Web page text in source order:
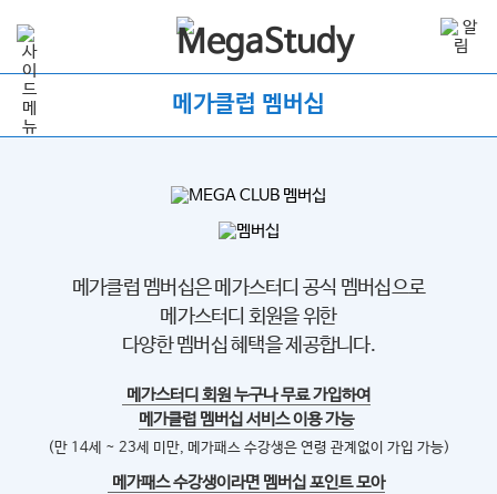
메가클럽 멤버십
메가클럽 멤버십은 메가스터디 공식 멤버십으로
메가스터디 회원을 위한
다양한 멤버십 혜택을 제공합니다.
메가스터디 회원 누구나 무료 가입하여
메가클럽 멤버십 서비스 이용 가능
(만 14세 ~ 23세 미만, 메가패스 수강생은 연령 관계없이 가입 가능)
메가패스 수강생이라면 멤버십 포인트 모아